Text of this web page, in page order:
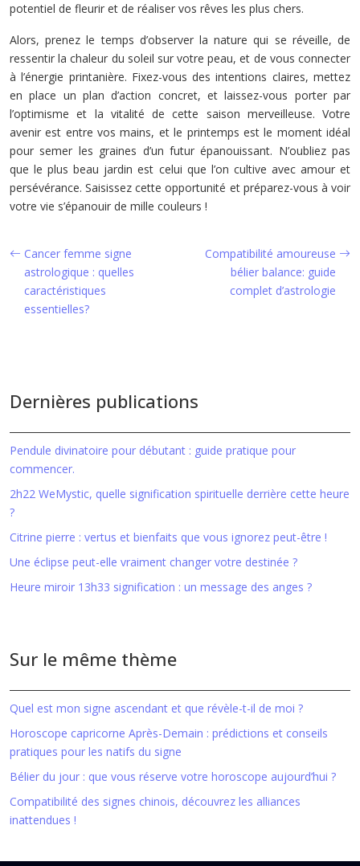
potentiel de fleurir et de réaliser vos rêves les plus chers.
Alors, prenez le temps d’observer la nature qui se réveille, de
ressentir la chaleur du soleil sur votre peau, et de vous connecter
à l’énergie printanière. Fixez-vous des intentions claires, mettez
en place un plan d’action concret, et laissez-vous porter par
l’optimisme et la vitalité de cette saison merveilleuse. Votre
avenir est entre vos mains, et le printemps est le moment idéal
pour semer les graines d’un futur épanouissant. N’oubliez pas
que le plus beau jardin est celui que l’on cultive avec amour et
persévérance. Saisissez cette opportunité et préparez-vous à voir
votre vie s’épanouir de mille couleurs !
Cancer femme signe
astrologique : quelles
caractéristiques
essentielles?
Compatibilité amoureuse
bélier balance: guide
complet d’astrologie
Dernières publications
Pendule divinatoire pour débutant : guide pratique pour
commencer.
2h22 WeMystic, quelle signification spirituelle derrière cette heure
?
Citrine pierre : vertus et bienfaits que vous ignorez peut-être !
Une éclipse peut-elle vraiment changer votre destinée ?
Heure miroir 13h33 signification : un message des anges ?
Sur le même thème
Quel est mon signe ascendant et que révèle-t-il de moi ?
Horoscope capricorne Après-Demain : prédictions et conseils
pratiques pour les natifs du signe
Bélier du jour : que vous réserve votre horoscope aujourd’hui ?
Compatibilité des signes chinois, découvrez les alliances
inattendues !